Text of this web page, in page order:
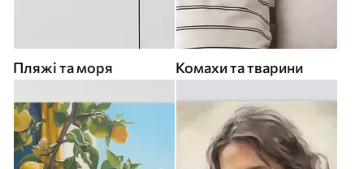
Пляжі та моря Комахи та тварини